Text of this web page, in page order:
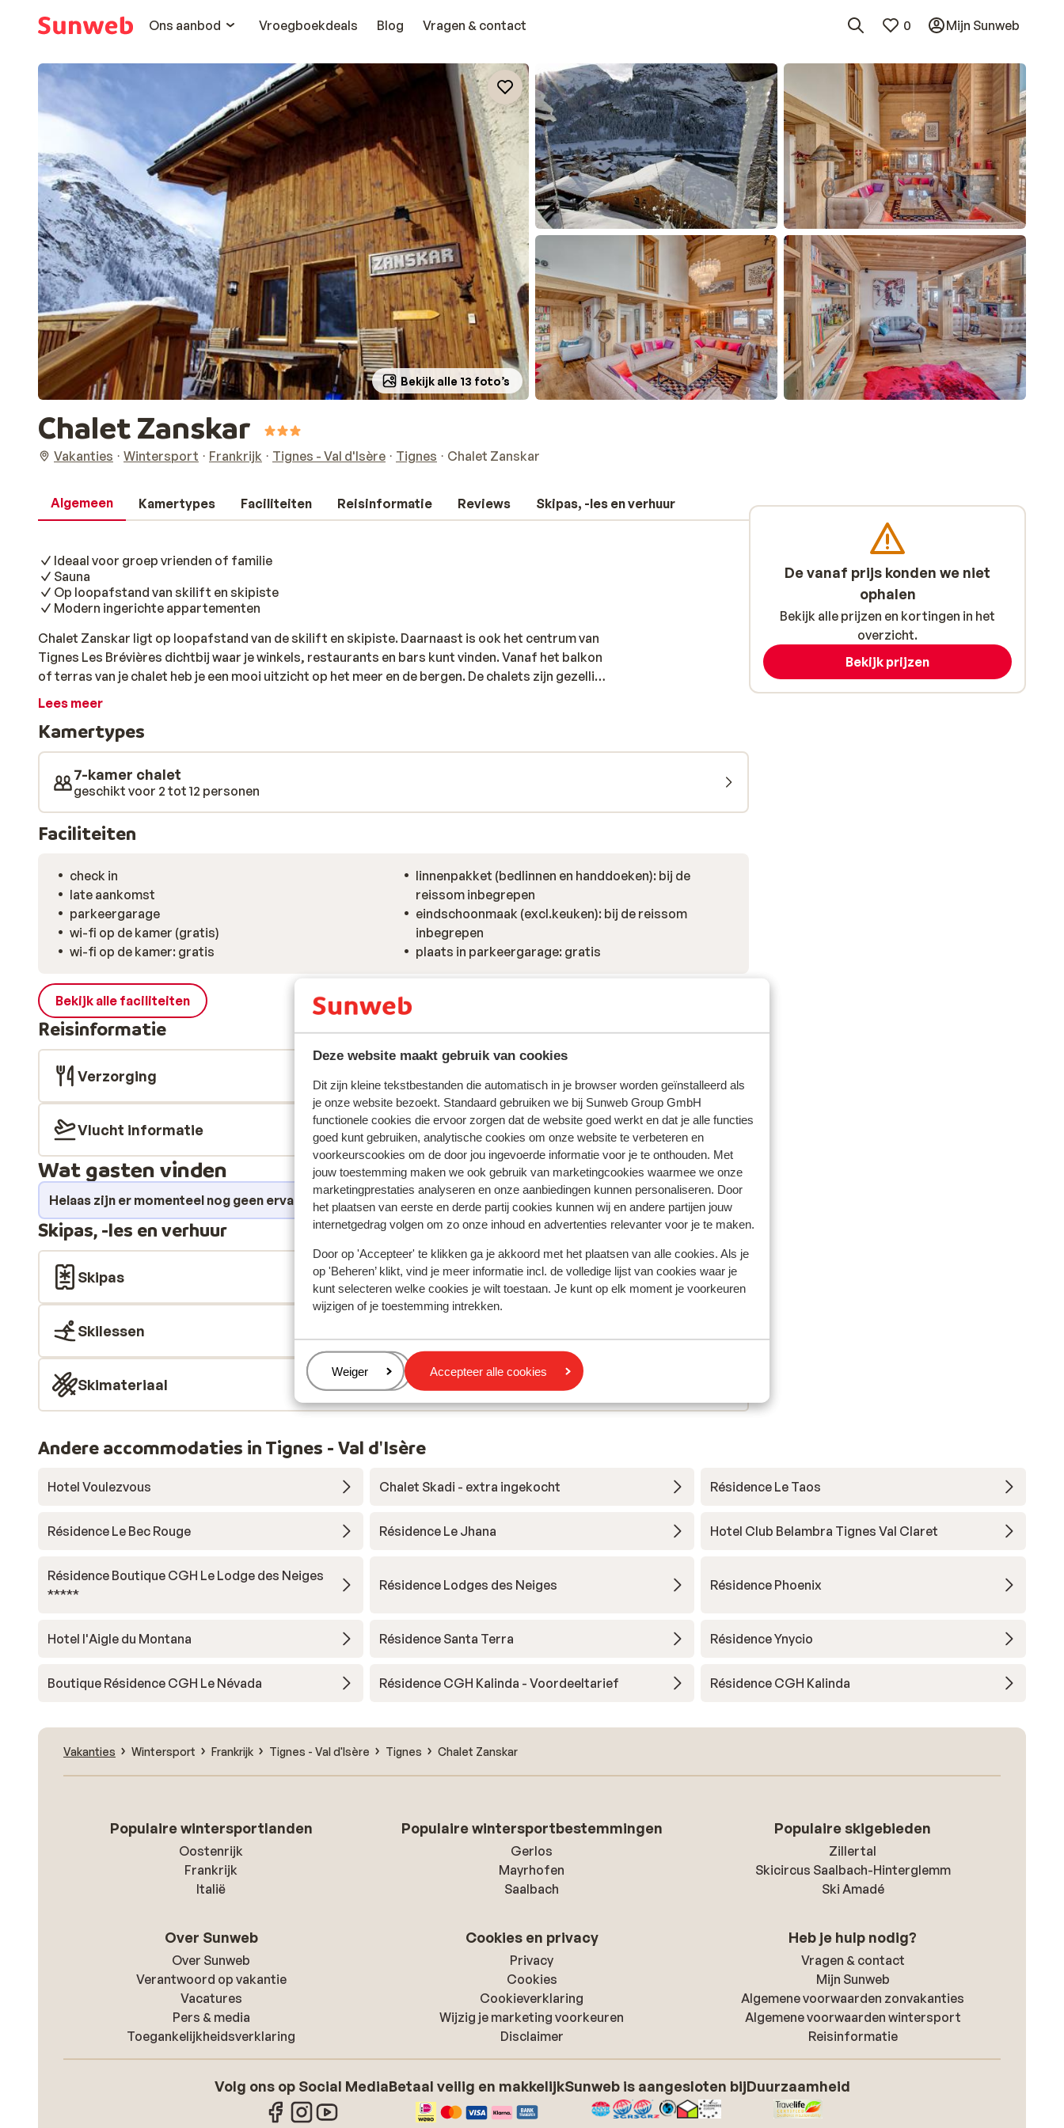
Deze website maakt gebruik van cookies
Dit zijn kleine tekstbestanden die automatisch in je browser worden geïnstalleerd als
je onze website bezoekt. Standaard gebruiken we bij Sunweb Group GmbH
functionele cookies die ervoor zorgen dat de website goed werkt en dat je alle functies
goed kunt gebruiken, analytische cookies om onze website te verbeteren en
voorkeurscookies om de door jou ingevoerde informatie voor je te onthouden. Met
jouw toestemming maken we ook gebruik van marketingcookies waarmee we onze
marketingprestaties analyseren en onze aanbiedingen kunnen personaliseren. Door
het plaatsen van eerste en derde partij cookies kunnen wij en andere partijen jouw
internetgedrag volgen om zo onze inhoud en advertenties relevanter voor je te maken.
Door op 'Accepteer' te klikken ga je akkoord met het plaatsen van alle cookies. Als je
op 'Beheren’ klikt, vind je meer informatie incl. de volledige lijst van cookies waar je
kunt selecteren welke cookies je wilt toestaan. Je kunt op elk moment je voorkeuren
wijzigen of je toestemming intrekken.
Beheren
Weiger Accepteer alle cookies
Ons aanbod
Vroegboekdeals Blog Vragen & contact 0 Mijn Sunweb
Bekijk alle 13 foto’s
Chalet Zanskar
Vakanties Wintersport Frankrijk Tignes - Val d'Isère Tignes Chalet Zanskar
Algemeen Kamertypes Faciliteiten Reisinformatie Reviews Skipas, -les en verhuur
Ideaal voor groep vrienden of familie
Sauna
Op loopafstand van skilift en skipiste
Modern ingerichte appartementen
Chalet Zanskar ligt op loopafstand van de skilift en skipiste. Daarnaast is ook het centrum van
Tignes Les Brévières dichtbij waar je winkels, restaurants en bars kunt vinden. Vanaf het balkon
of terras van je chalet heb je een mooi uitzicht op het meer en de bergen. De chalets zijn gezellig,
modern en kleurrijk ingericht. Je voelt je hier gelijk thuis! 's avonds kun je gezellig de open haard
Lees meer
Kamertypes
7-kamer chalet
geschikt voor 2 tot 12 personen
Faciliteiten
check in
late aankomst
parkeergarage
wi-fi op de kamer (gratis)
wi-fi op de kamer: gratis
linnenpakket (bedlinnen en handdoeken): bij de
reissom inbegrepen
eindschoonmaak (excl.keuken): bij de reissom
inbegrepen
plaats in parkeergarage: gratis
Bekijk alle faciliteiten
Reisinformatie
Verzorging
Vlucht informatie
Wat gasten vinden
Helaas zijn er momenteel nog geen ervaringen voor deze accommodatie.
Skipas, -les en verhuur
Skipas
Skilessen
Skimateriaal
De vanaf prijs konden we niet
ophalen
Bekijk alle prijzen en kortingen in het
overzicht.
Bekijk prijzen
Andere accommodaties in Tignes - Val d'Isère
Hotel Voulezvous Chalet Skadi - extra ingekocht Résidence Le Taos
Résidence Le Bec Rouge Résidence Le Jhana Hotel Club Belambra Tignes Val Claret
Résidence Boutique CGH Le Lodge des Neiges
*****
Résidence Lodges des Neiges Résidence Phoenix
Hotel l'Aigle du Montana Résidence Santa Terra Résidence Ynycio
Boutique Résidence CGH Le Névada Résidence CGH Kalinda - Voordeeltarief Résidence CGH Kalinda
Vakanties Wintersport Frankrijk Tignes - Val d'Isère Tignes Chalet Zanskar
Populaire wintersportlanden
Oostenrijk
Frankrijk
Italië
Populaire wintersportbestemmingen
Gerlos
Mayrhofen
Saalbach
Populaire skigebieden
Zillertal
Skicircus Saalbach-Hinterglemm
Ski Amadé
Over Sunweb
Over Sunweb
Verantwoord op vakantie
Vacatures
Pers & media
Toegankelijkheidsverklaring
Cookies en privacy
Privacy
Cookies
Cookieverklaring
Wijzig je marketing voorkeuren
Disclaimer
Heb je hulp nodig?
Vragen & contact
Mijn Sunweb
Algemene voorwaarden zonvakanties
Algemene voorwaarden wintersport
Reisinformatie
Volg ons op Social MediaBetaal veilig en makkelijkSunweb is aangesloten bijDuurzaamheid